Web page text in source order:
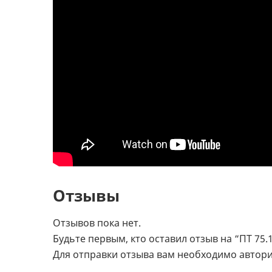
Отзывы
Отзывов пока нет.
Будьте первым, кто оставил отзыв на “ПТ
Для отправки отзыва вам необходимо